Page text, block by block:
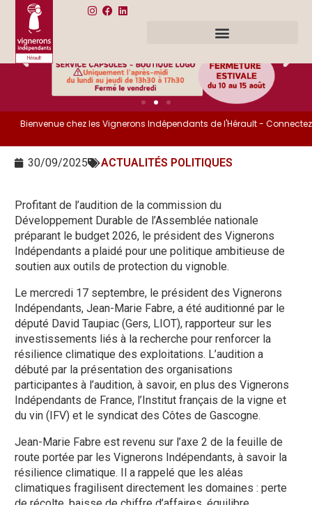
Bienvenue chez les Vignerons Indépendants de l'Hérault -
30/09/2025 ACTUALITÉS POLITIQUES
Profitant de l’audition de la commission du
Développement Durable de l’Assemblée nationale
préparant le budget 2026, le président des Vignerons
Indépendants a plaidé pour une politique ambitieuse de
soutien aux outils de protection du vignoble.
Le mercredi 17 septembre, le président des Vignerons
Indépendants, Jean-Marie Fabre, a été auditionné par le
député David Taupiac (Gers, LIOT), rapporteur sur les
investissements liés à la recherche pour renforcer la
résilience climatique des exploitations. L’audition a
débuté par la présentation des organisations
participantes à l’audition, à savoir, en plus des Vignerons
Indépendants de France, l’Institut français de la vigne et
du vin (IFV) et le syndicat des Côtes de Gascogne.
Jean-Marie Fabre est revenu sur l’axe 2 de la feuille de
route portée par les Vignerons Indépendants, à savoir la
résilience climatique. Il a rappelé que les aléas
climatiques fragilisent directement les domaines : perte